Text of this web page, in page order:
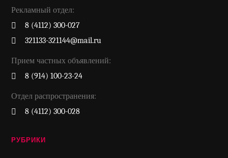
Рекламный отдел:
8 (4112) 300-027
321133-321144@mail.ru
Прием частных объявлений:
8 (914) 100-23-24
Отдел распространения:
8 (4112) 300-028
РУБРИКИ